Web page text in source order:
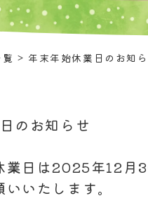
> 年末年始休業日のお知
のお知らせ
業日は2025年12月
いたします。